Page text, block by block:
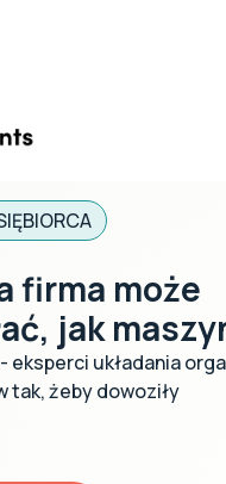
firma może
jak
eksperci układania
tak, żeby dowoziły